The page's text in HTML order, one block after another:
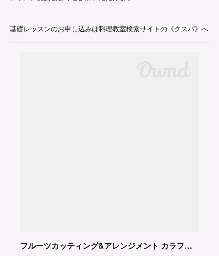
基礎レッスンのお申し込みは料理教室検索サイトの《クスパ》へ
フルーツカッティング&アレンジメント カラフル フルーツ（東京都大田区）